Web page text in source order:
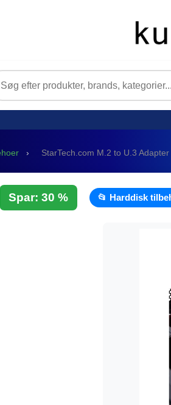
› StarTech.com M.2 to U.3 Adapter
Spar: 30 % 📂 Harddisk